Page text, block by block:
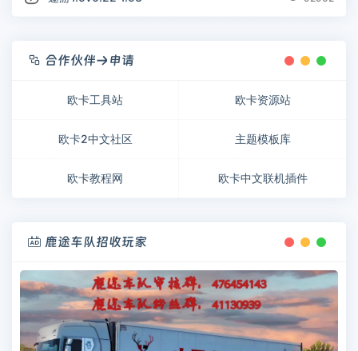
 合作伙伴→申请
欧卡工具站 欧卡资源站
欧卡2中文社区 主题模板库
欧卡教程网 欧卡中文联机插件
 鹿途车队招收玩家